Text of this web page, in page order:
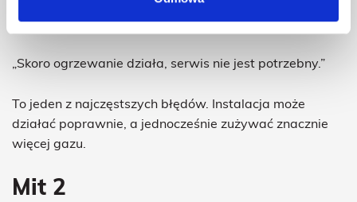
Mit 1
„Skoro ogrzewanie działa, serwis nie jest potrzebny.”
To jeden z najczęstszych błędów. Instalacja może
działać poprawnie, a jednocześnie zużywać znacznie
więcej gazu.
Mit 2